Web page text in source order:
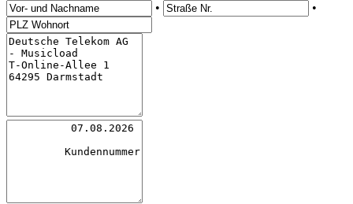
•
•